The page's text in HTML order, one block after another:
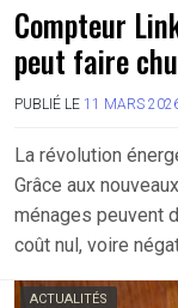
Compteur
peut faire
PUBLIÉ LE 11 MARS
La révolution
Grâce aux
ménages peuvent
coût nul, voire
ACTUALITÉS